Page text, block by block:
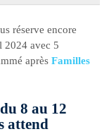
réserve encore
2024 avec 5
aprèsFamilles
8 au 12
attend